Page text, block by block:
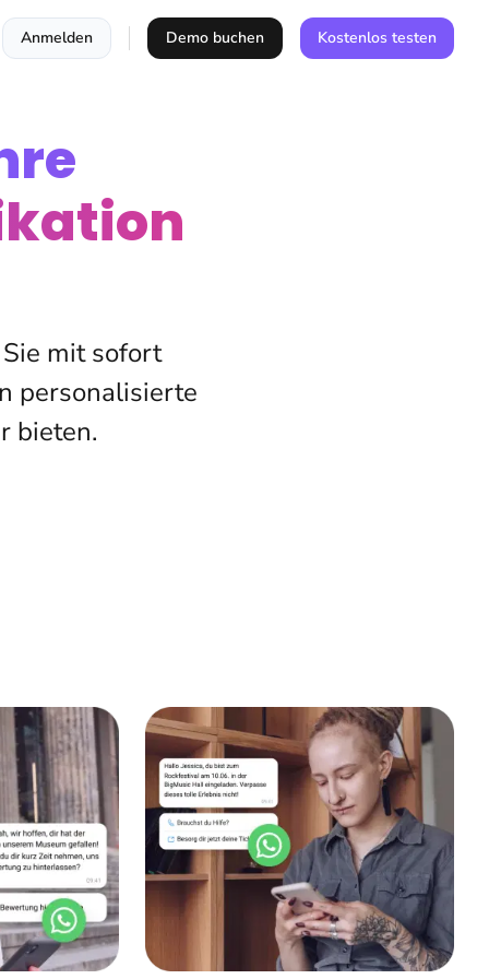
Anmelden Demo buchen Kostenlos testen
mit sofort
personalisierte
bieten.